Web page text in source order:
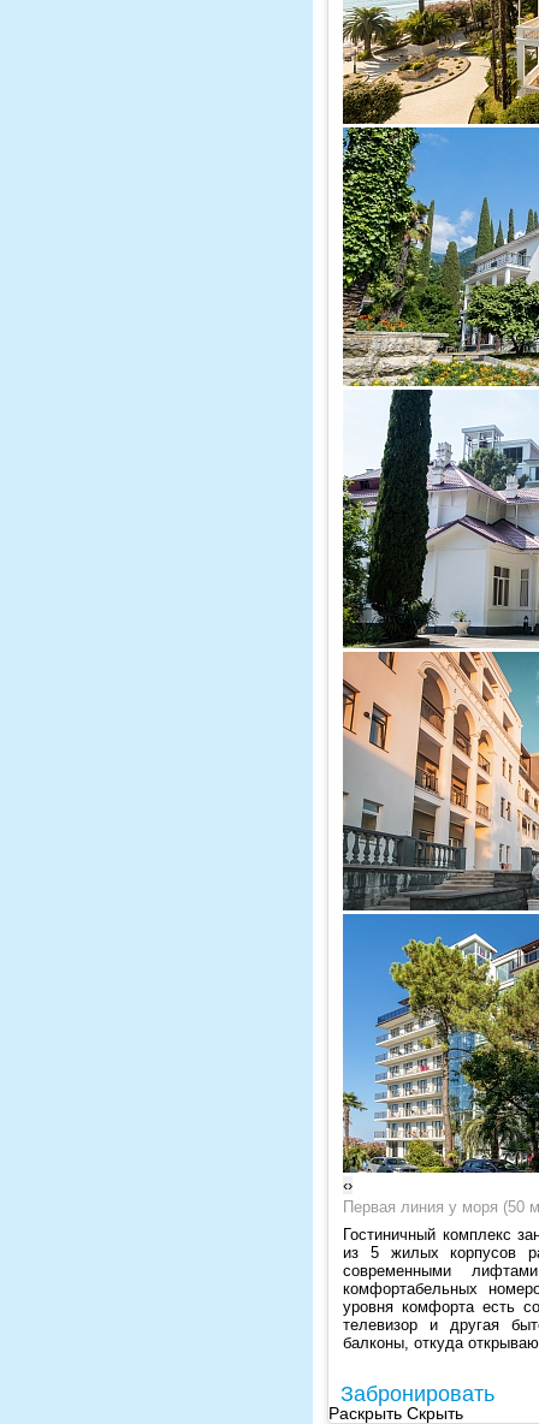
‹›
Первая линия у моря (50
Гостиничный комплекс
из 5 жилых корпусов
современными
комфортабельных
уровня комфорта есть
телевизор и другая
балконы, откуда
Забронировать
Раскрыть Скрыть